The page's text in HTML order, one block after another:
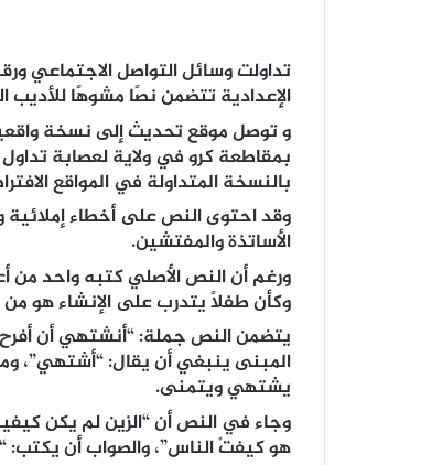
تداولت وسائل التواصل الاجتماعي
الإعدادية تتضمن نصًا مشوهًا للأديب
و توصل موقع تحديث إلى نسخة
بمقاطعة كرو في ولاية لعصابة
بالنسخة المتداولة في المواقع
وقد احتوى النص على أخطاء
الأساتذة والمفتشين.
ورغم أن النص الأصلي كتبه واحد من
وكأن طفلًا يتدرب على الإنشاء هو
يتضمن النص جملة: “أنشتهي أن
المبنى ينبغي أن يقال: “أشتهي”،
يشتهي ويتمنى.
وجاء في النص أن “الزين لم يكن
هو كيفتْ الناس”، والصواب أن يكتب: